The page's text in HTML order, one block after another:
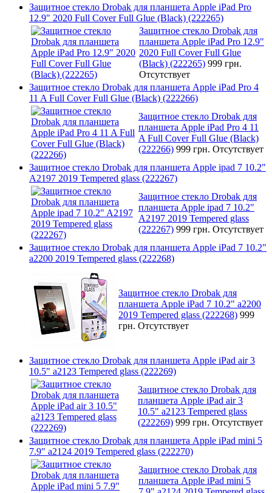
Защитное стекло Drobak для планшета Apple iPad Pro
12.9" 2020 Full Cover Full Glue (Black) (222265)
Защитное стекло Drobak для
планшета Apple iPad Pro 12.9"
2020 Full Cover Full Glue
(Black) (222265) 999 грн.
Отсутствует
Защитное стекло Drobak для планшета Apple iPad Pro 4
11 A Full Cover Full Glue (Black) (222266)
Защитное стекло Drobak для
планшета Apple iPad Pro 4 11
A Full Cover Full Glue (Black)
(222266) 999 грн. Отсутствует
Защитное стекло Drobak для планшета Apple ipad 7 10.2"
A2197 2019 Tempered glass (222267)
Защитное стекло Drobak для
планшета Apple ipad 7 10.2"
A2197 2019 Tempered glass
(222267) 999 грн. Отсутствует
Защитное стекло Drobak для планшета Apple iPad 7 10.2"
a2200 2019 Tempered glass (222268)
Защитное стекло Drobak для
планшета Apple iPad 7 10.2" a2200
2019 Tempered glass (222268) 999
грн. Отсутствует
Защитное стекло Drobak для планшета Apple iPad air 3
10.5" a2123 Tempered glass (222269)
Защитное стекло Drobak для
планшета Apple iPad air 3
10.5" a2123 Tempered glass
(222269) 999 грн. Отсутствует
Защитное стекло Drobak для планшета Apple iPad mini 5
7.9" a2124 2019 Tempered glass (222270)
Защитное стекло Drobak для
планшета Apple iPad mini 5